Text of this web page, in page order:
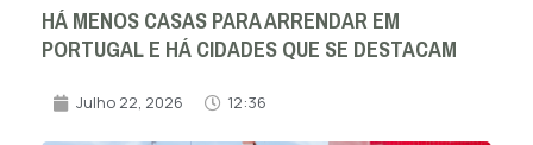
HÁ MENOS CASAS PARA ARRENDAR EM
PORTUGAL E HÁ CIDADES QUE SE DESTACAM
Julho 22, 2026 12:36